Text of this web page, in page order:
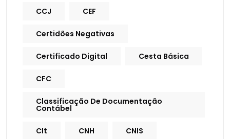
CCJ CEF
Certidões Negativas
Certificado Digital Cesta Básica
CFC
Classificação De Documentação
Contábel
Clt CNH CNIS